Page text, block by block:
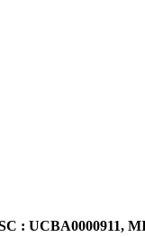
: UCBA0000911,